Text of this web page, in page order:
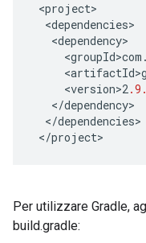
<project
<dependencies
<dependency
<groupId>com .
<
<version>2
</dependency
</dependencies
</project>
Per utilizzare Gradle,
build.gradle: